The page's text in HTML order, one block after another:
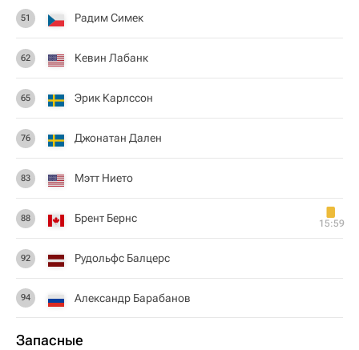
51 Радим Симек
62 Кевин Лабанк
65 Эрик Карлссон
76 Джонатан Дален
83 Мэтт Нието
88 Брент Бернс 15:59
92 Рудольфс Балцерс
94 Александр Барабанов
Запасные